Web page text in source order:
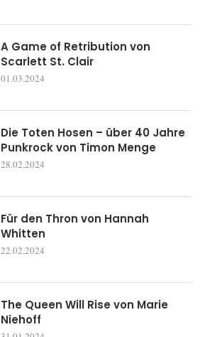
A Game of Retribution von
Scarlett St. Clair
01.03.2024
Die Toten Hosen – über 40 Jahre
Punkrock von Timon Menge
28.02.2024
Für den Thron von Hannah
Whitten
22.02.2024
The Queen Will Rise von Marie
Niehoff